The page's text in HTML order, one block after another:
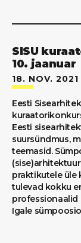
SISU
10. jaanuar
18. NOV. 2021
Eesti
Eesti
suursündmus,
teemasid.
praktikutele üle
tulevad kokku
professionaalid
Igale